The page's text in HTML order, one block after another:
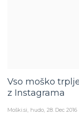
Vso moško
z Instagrama
Moški.si hudo 28. Dec 2016